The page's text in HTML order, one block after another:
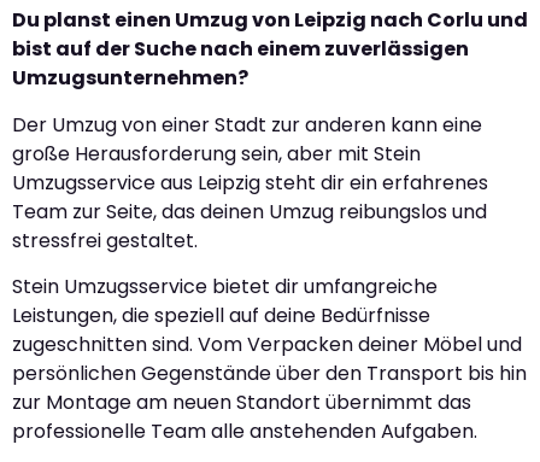
Du planst einen Umzug von Leipzig nach Corlu und
bist auf der Suche nach einem zuverlässigen
Umzugsunternehmen?
Der Umzug von einer Stadt zur anderen kann eine
große Herausforderung sein, aber mit Stein
Umzugsservice aus Leipzig steht dir ein erfahrenes
Team zur Seite, das deinen Umzug reibungslos und
stressfrei gestaltet.
Stein Umzugsservice bietet dir umfangreiche
Leistungen, die speziell auf deine Bedürfnisse
zugeschnitten sind. Vom Verpacken deiner Möbel und
persönlichen Gegenstände über den Transport bis hin
zur Montage am neuen Standort übernimmt das
professionelle Team alle anstehenden Aufgaben.